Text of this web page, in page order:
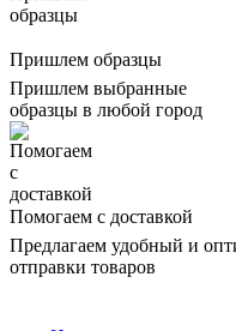
Пришлем образцы
Пришлем выбранные
образцы в любой город
Помогаем с доставкой
Предлагаем удобный и
отправки товаров